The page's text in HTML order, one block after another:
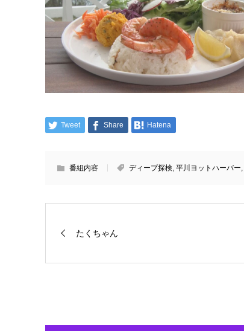
Tweet Share Hatena
番組内容 ディープ探検 平川ヨットハーバー
たくちゃん